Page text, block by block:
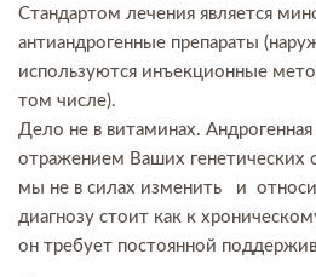
Стандартом лечения является
антиандрогенные препараты
используются инъекционные
том числе).
Дело не в витаминах. Андрогенная
отражением Ваших генетических
мы не в силах изменить и
диагнозу стоит как к
он требует постоянной